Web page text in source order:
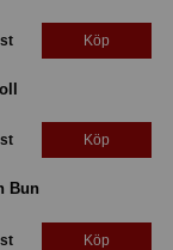
Köp
Köp
Bun
Köp